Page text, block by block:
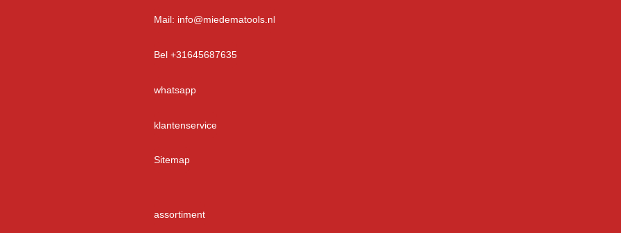
Mail: info@miedematools.nl
Bel +31645687635
whatsapp
klantenservice
Sitemap
assortiment